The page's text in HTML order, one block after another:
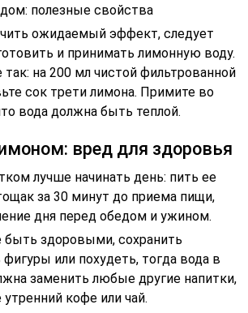
полезные свойства
ожидаемый эффект, следует
и принимать лимонную воду.
так: на 200 мл чистой фильтрованной
сок трети лимона. Примите во
вода должна быть теплой.
вред для здоровья
лучше начинать день: пить ее
за 30 минут до приема пищи,
дня перед обедом и ужином.
быть здоровыми, сохранить
или похудеть, тогда вода в
заменить любые другие напитки,
кофе или чай.